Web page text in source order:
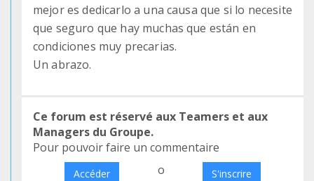
mejor es dedicarlo a una causa que si lo necesite
que seguro que hay muchas que están en
condiciones muy precarias.
Un abrazo.
Ce forum est réservé aux Teamers et aux
Managers du Groupe.
Pour pouvoir faire un commentaire
Accéder o S'inscrire